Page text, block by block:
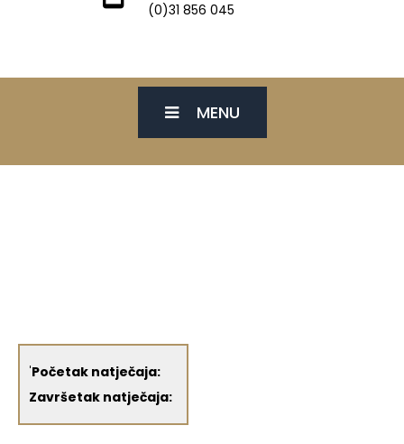
(0)31 856 045
MENU
'Početak natječaja:
Završetak natječaja: